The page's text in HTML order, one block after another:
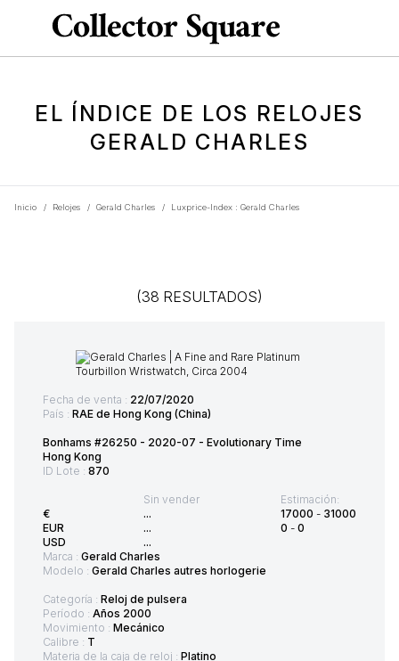
EL ÍNDICE DE LOS RELOJES
GERALD CHARLES
Inicio / Relojes / Gerald Charles / Luxprice-Index : Gerald Charles
(38 RESULTADOS)
Fecha de venta : 22/07/2020
País : RAE de Hong Kong (China)
Bonhams #26250 - 2020-07 - Evolutionary Time
Hong Kong
ID Lote : 870
€
EUR
USD
Sin vender
...
...
...
Estimación:
17000 - 31000
0 - 0
Marca : Gerald Charles
Modelo : Gerald Charles autres horlogerie
Categoría : Reloj de pulsera
Período : Años 2000
Movimiento : Mecánico
Calibre : T
Materia de la caja de reloj : Platino